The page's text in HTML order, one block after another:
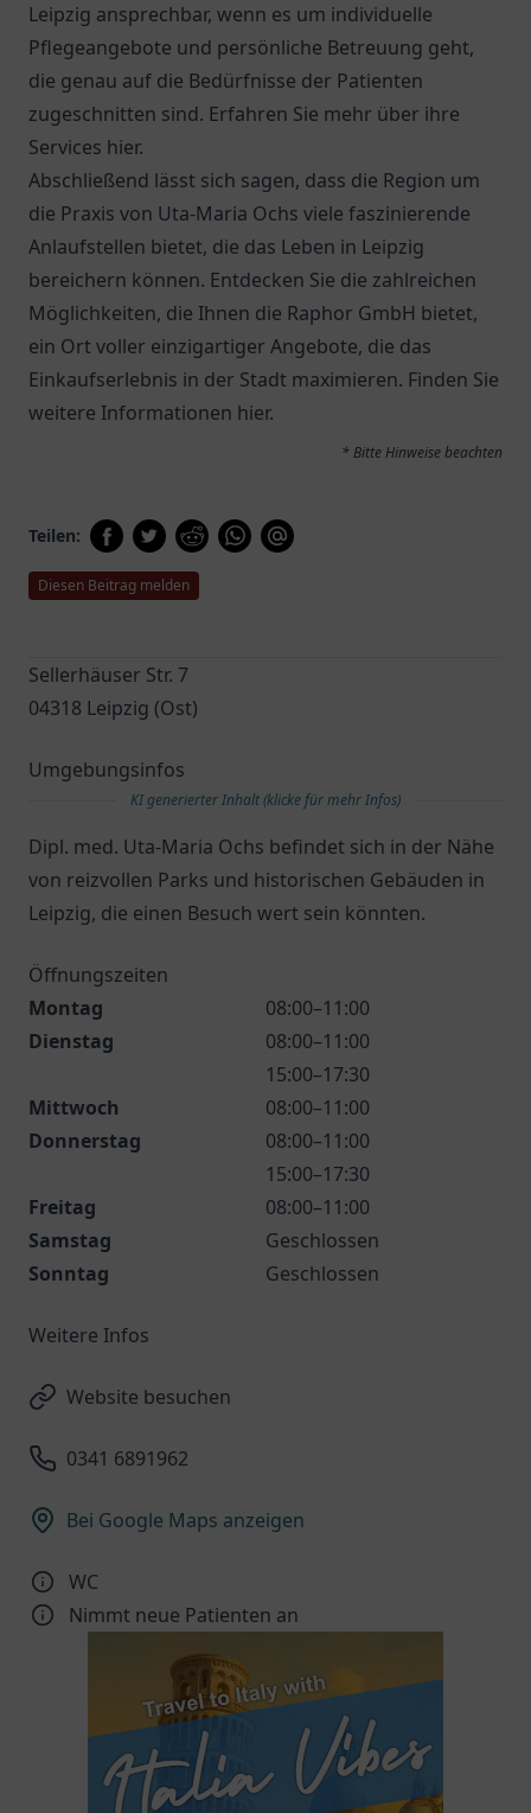
Leipzig ansprechbar, wenn es um individuelle
Pflegeangebote und persönliche Betreuung geht,
die genau auf die Bedürfnisse der Patienten
zugeschnitten sind. Erfahren Sie mehr über ihre
Services hier.
Abschließend lässt sich sagen, dass die Region um
die Praxis von Uta-Maria Ochs viele faszinierende
Anlaufstellen bietet, die das Leben in Leipzig
bereichern können. Entdecken Sie die zahlreichen
Möglichkeiten, die Ihnen die Raphor GmbH bietet,
ein Ort voller einzigartiger Angebote, die das
Einkaufserlebnis in der Stadt maximieren. Finden Sie
weitere Informationen hier.
* Bitte Hinweise beachten
Teilen:
Diesen Beitrag melden
Sellerhäuser Str. 7
04318 Leipzig (Ost)
Umgebungsinfos
KI generierter Inhalt (klicke für mehr Infos)
Dipl. med. Uta-Maria Ochs befindet sich in der Nähe
von reizvollen Parks und historischen Gebäuden in
Leipzig, die einen Besuch wert sein könnten.
Öffnungszeiten
Montag
08:00–11:00
Dienstag
08:00–11:00
15:00–17:30
Mittwoch
08:00–11:00
Donnerstag
08:00–11:00
15:00–17:30
Freitag
08:00–11:00
Samstag
Geschlossen
Sonntag
Geschlossen
Weitere Infos
Website besuchen
0341 6891962
Bei Google Maps anzeigen
WC
Nimmt neue Patienten an